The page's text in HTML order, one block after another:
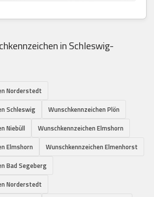
in Schleswig-
Norderstedt
Schleswig
Wunschkennzeichen Plön
Niebüll
Wunschkennzeichen Elmshorn
Elmshorn
Wunschkennzeichen Elmenhorst
Bad Segeberg
Norderstedt